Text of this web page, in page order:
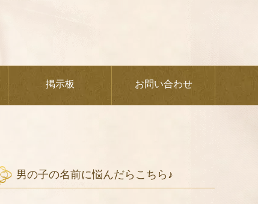
掲示板 お問い合わせ
男の子の名前に悩んだらこちら♪